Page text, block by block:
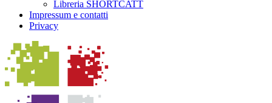
Libreria SHORTCATT
Impressum e contatti
Privacy